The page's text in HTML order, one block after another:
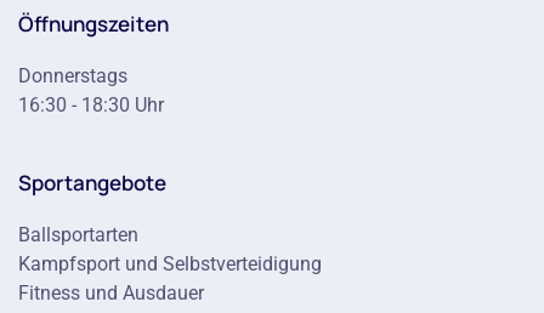
Öffnungszeiten
Donnerstags
16:30 - 18:30 Uhr
Sportangebote
Ballsportarten
Kampfsport und Selbstverteidigung
Fitness und Ausdauer